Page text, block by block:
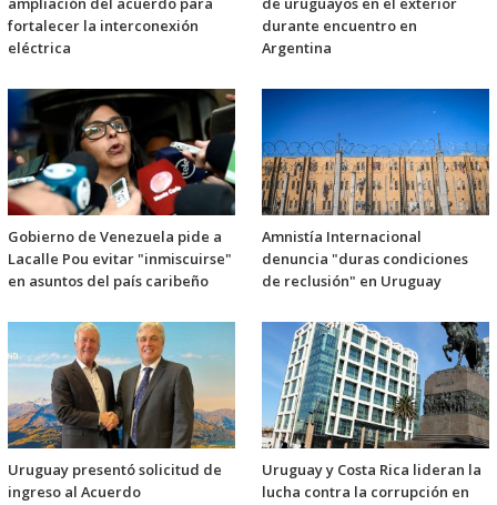
fortalecer la interconexión
eléctrica
durante encuentro en
Argentina
Gobierno de Venezuela pide a
Lacalle Pou evitar "inmiscuirse"
en asuntos del país caribeño
Amnistía Internacional
denuncia "duras condiciones
de reclusión" en Uruguay
Uruguay presentó solicitud de
ingreso al Acuerdo
Uruguay y Costa Rica lideran la
lucha contra la corrupción en